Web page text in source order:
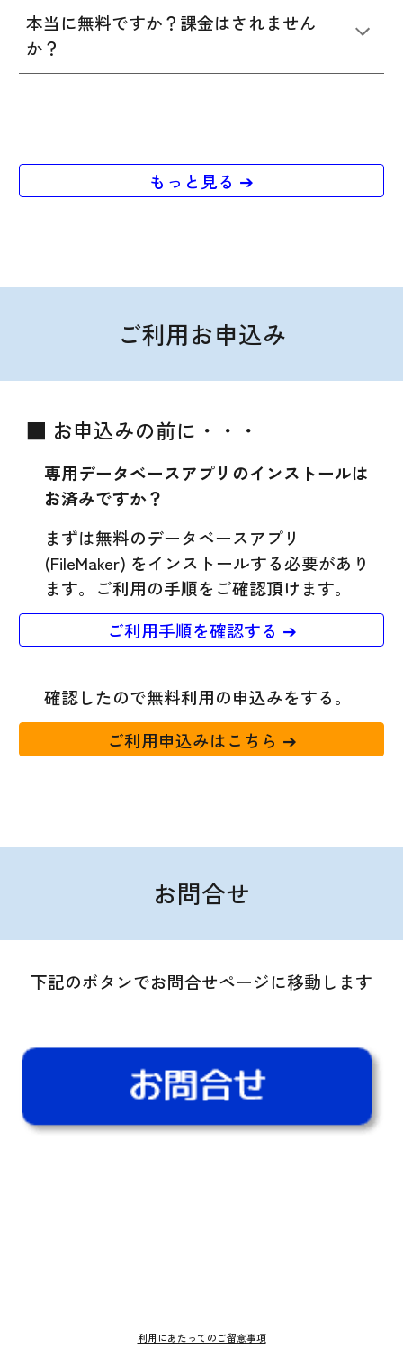
本当に無料ですか？課金はされません
か？
もっと見る ➔
ご利用お申込み
■ お申込みの前に・・・
専用データベースアプリのインストールは
お済みですか？
まずは無料のデータベースアプリ
(FileMaker) をインストールする必要があり
ます。ご利用の手順をご確認頂けます。
ご利用手順を確認する ➔
確認したので無料利用の申込みをする。
ご利用申込みはこちら ➔
お問合せ
下記のボタンでお問合せページに移動します
利用にあたってのご留意事項